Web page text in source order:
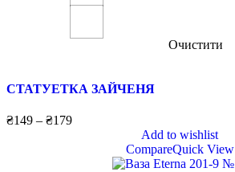
Очистити
СТАТУЕТКА ЗАЙЧЕНЯ
₴149 – ₴179
Add to wishlist
CompareQuick View